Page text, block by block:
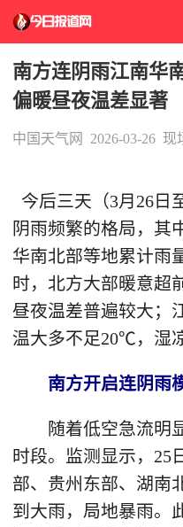
南方连阴雨江南华
偏暖昼夜温差显著
中国天气网 2026-03-26 现
今后三天（3月26日
阴雨频繁的格局，其
华南北部等地累计雨
时，北方大部暖意超
昼夜温差普遍较大；
温大多不足20℃，湿
南方开启连阴雨
随着低空急流明显
时段。监测显示，25
部、贵州东部、湖南
到大雨，局地暴雨。